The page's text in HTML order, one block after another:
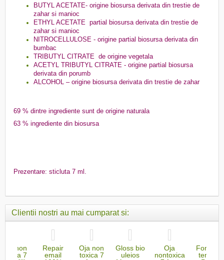
BUTYL ACETATE- origine biosursa derivata din trestie de
zahar si manioc
ETHYL ACETATE partial biosursa derivata din trestie de
zahar si manioc
NITROCELLULOSE - origine partial biosursa derivata din
bumbac
TRIBUTYL CITRATE de origine vegetala
ACETYL TRIBUTYL CITRATE - origine partial biosursa
derivata din porumb
ALCOHOL – origine biosursa derivata din trestie de zahar
69 % dintre ingrediente sunt de origine naturala
63 % ingrediente din biosursa
Prezentare: sticluta 7 ml.
Clientii nostri au mai cumparat si:
Oja non
toxica 7
Repair
email
Oja non
toxica 7
Gloss bio
uleios
Oja
nontoxica
Fond de
ten bio